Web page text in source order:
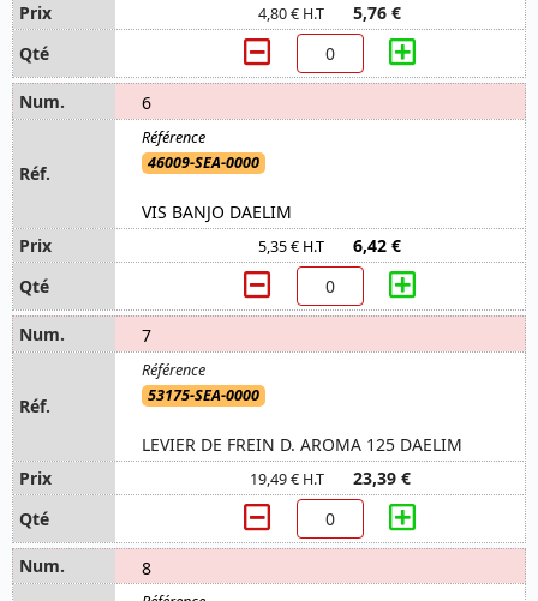
4,80 € H.T 5,76 €
6
46009-SEA-0000
VIS BANJO DAELIM
5,35 € H.T 6,42 €
7
53175-SEA-0000
LEVIER DE FREIN D. AROMA 125 DAELIM
19,49 € H.T 23,39 €
8